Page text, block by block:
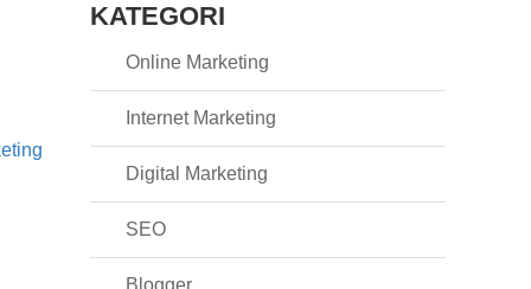
KATEGORI
Online Marketing
Internet Marketing
Digital Marketing
SEO
Blogger